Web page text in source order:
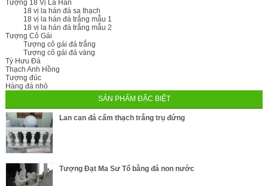
Tượng 18 Vị La Hán
18 vị la hán đá sa thạch
18 vị la hán đá trắng mẫu 1
18 vị la hán đá trắng mẫu 2
Tượng Cô Gái
Tượng cô gái đá trắng
Tượng cô gái đá vàng
Tỳ Hưu Đá
Thạch Anh Hồng
Tượng đúc
Hàng đá nhỏ
SẢN PHẨM ĐẶC BIỆT
Lan can đá cẩm thạch trắng trụ đứng
Tượng Đạt Ma Sư Tổ bằng đá non nước